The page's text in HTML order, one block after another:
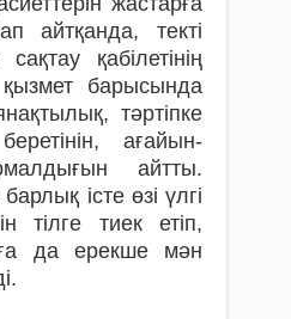
айтқанда, текті
қабілетінің
барысында
тәртіпке
ағайын-
айтты.
істе өзі үлгі
тілге тиек етіп,
да ерекше мән